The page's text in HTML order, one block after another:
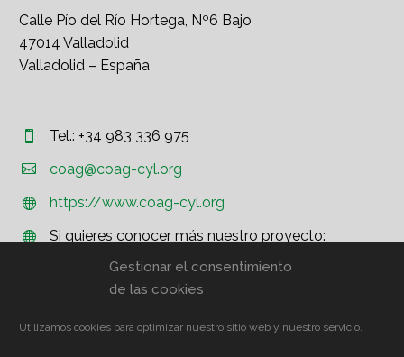
Gestionar el consentimiento
de las cookies
Utilizamos cookies para optimizar nuestro sitio web y nuestro servicio.
Calle Pío del Río Hortega, Nº6 Bajo
47014 Valladolid
Valladolid – España

 Tel.: +34 983 336 975

 coag@coag-cyl.org

 https://www.coag-cyl.org


Si quieres conocer más nuestro proyecto:
http://www.coag.org